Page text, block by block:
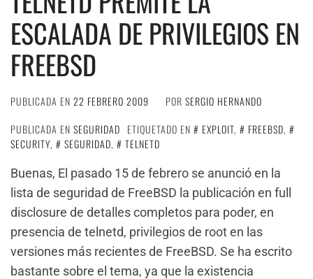
ESCALADA DE PRIVILEGIOS EN
FREEBSD
PUBLICADA EN 22 FEBRERO 2009 POR SERGIO HERNANDO
PUBLICADA EN SEGURIDAD ETIQUETADO EN EXPLOIT, FREEBSD,
SECURITY, SEGURIDAD,
TELNETD
Buenas, El pasado 15 de febrero se anunció en la
lista de seguridad de FreeBSD la publicación en full
disclosure de detalles completos para poder, en
presencia de telnetd, privilegios de root en las
versiones más recientes de FreeBSD. Se ha escrito
bastante sobre el tema, ya que la existencia